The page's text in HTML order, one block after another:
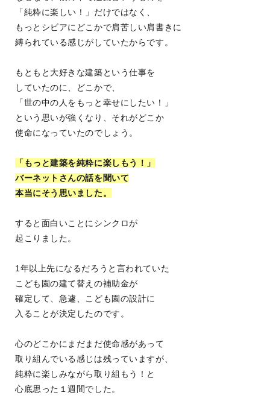
「純粋に楽しい！」だけではなく、
もっとシビアにどこかで肩苦しい肩書きに
縛られている感じがしていたからです。
もともと大好きな建築という仕事を
していたのに、どこかで、
「世の中の人をもっと幸せにしたい！」
という思いが強くなり、それがどこか
使命になっていたのでしょう。
「もっと建築を純粋に楽しもう！」
バーネットさんの話を聞いて
本当にそう思いました。
すると面白いことにシンクロが
起こりました。
1年以上先になるだろうと言われていた
こども園の建て替えの補助金が
確定して、急遽、こども園の設計に
入ることが決定したのです。
心のどこかにまだまだ使命感があって
取り組んでいる感じは残っていますが、
純粋に楽しみながら取り組もう！と
心底思った１週間でした。